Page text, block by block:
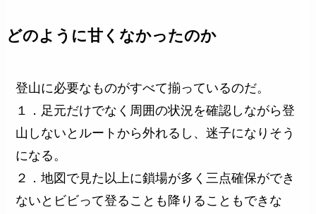
どのように甘くなかったのか
登山に必要なものがすべて揃っているのだ。
１．足元だけでなく周囲の状況を確認しながら登
山しないとルートから外れるし、迷子になりそう
になる。
２．地図で見た以上に鎖場が多く三点確保ができ
ないとビビって登ることも降りることもできな